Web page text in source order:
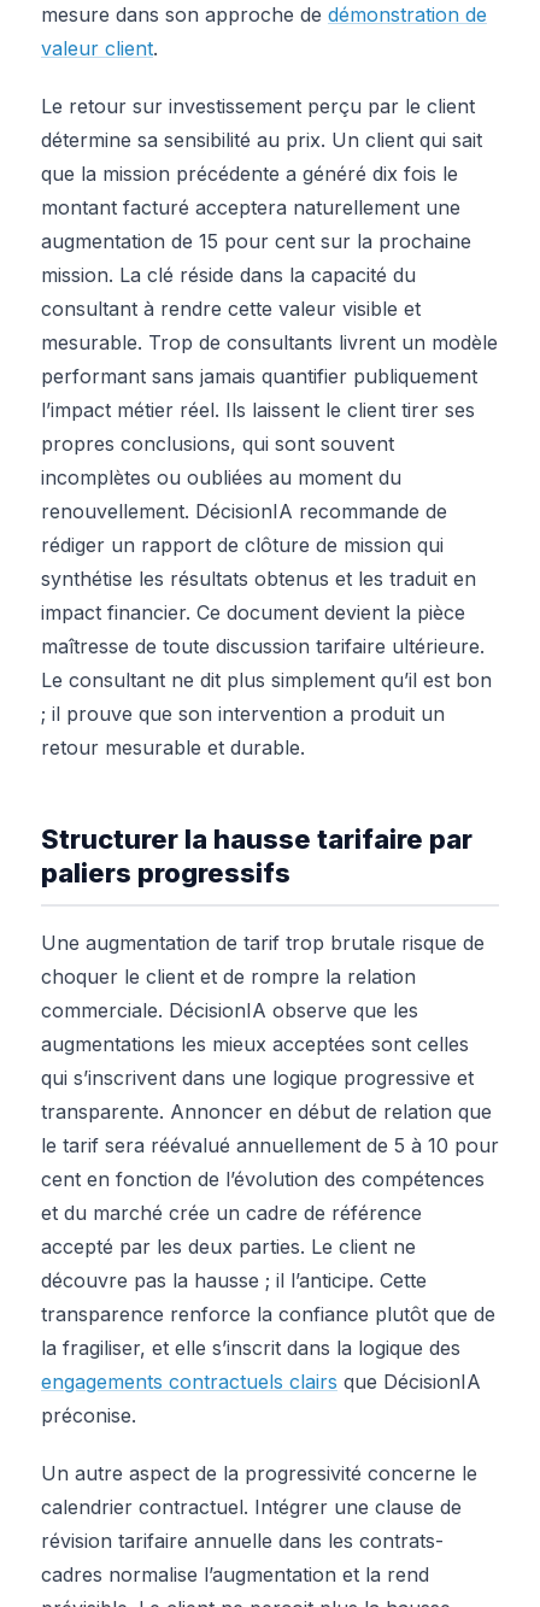
mesure dans son approche de démonstration de
valeur client.
Le retour sur investissement perçu par le client
détermine sa sensibilité au prix. Un client qui sait
que la mission précédente a généré dix fois le
montant facturé acceptera naturellement une
augmentation de 15 pour cent sur la prochaine
mission. La clé réside dans la capacité du
consultant à rendre cette valeur visible et
mesurable. Trop de consultants livrent un modèle
performant sans jamais quantifier publiquement
l’impact métier réel. Ils laissent le client tirer ses
propres conclusions, qui sont souvent
incomplètes ou oubliées au moment du
renouvellement. DécisionIA recommande de
rédiger un rapport de clôture de mission qui
synthétise les résultats obtenus et les traduit en
impact financier. Ce document devient la pièce
maîtresse de toute discussion tarifaire ultérieure.
Le consultant ne dit plus simplement qu’il est bon
; il prouve que son intervention a produit un
retour mesurable et durable.
Structurer la hausse tarifaire par
paliers progressifs
Une augmentation de tarif trop brutale risque de
choquer le client et de rompre la relation
commerciale. DécisionIA observe que les
augmentations les mieux acceptées sont celles
qui s’inscrivent dans une logique progressive et
transparente. Annoncer en début de relation que
le tarif sera réévalué annuellement de 5 à 10 pour
cent en fonction de l’évolution des compétences
et du marché crée un cadre de référence
accepté par les deux parties. Le client ne
découvre pas la hausse ; il l’anticipe. Cette
transparence renforce la confiance plutôt que de
la fragiliser, et elle s’inscrit dans la logique des
engagements contractuels clairs que DécisionIA
préconise.
Un autre aspect de la progressivité concerne le
calendrier contractuel. Intégrer une clause de
révision tarifaire annuelle dans les contrats-
cadres normalise l’augmentation et la rend